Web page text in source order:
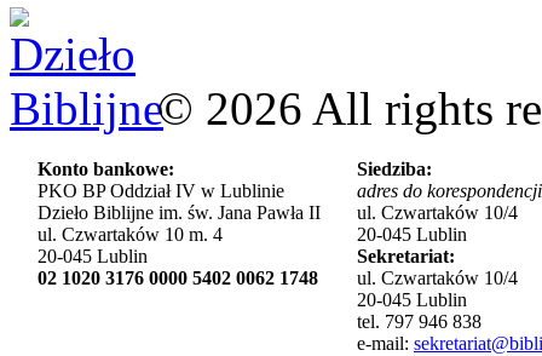
© 2026 All rights
Konto bankowe:
PKO BP Oddział IV w Lublinie
Dzieło Biblijne im. św. Jana Pawła II
ul. Czwartaków 10 m. 4
20-045 Lublin
02 1020 3176 0000 5402 0062 1748
Siedziba:
adres do
ul. Czwartaków 10/4
20-045 Lublin
Sekretariat:
ul. Czwartaków 10/4
20-045 Lublin
tel. 797 946 838
e-mail: